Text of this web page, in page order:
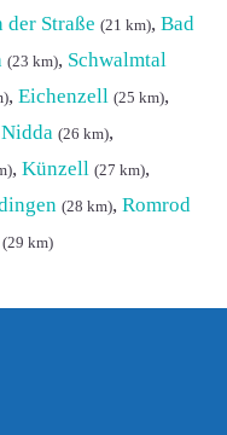
der Straße (21 km), Bad
(23 km), Schwalmtal
, Eichenzell (25 km),
Nidda (26 km),
, Künzell (27 km),
(28 km), Romrod
(29 km)